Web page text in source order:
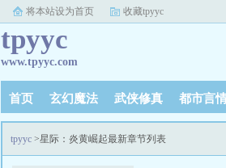
将本站设为首页 收藏tpyyc
tpyyc
www.tpyyc.com
首页 玄幻魔法 武侠修真 都市言
tpyyc >星际：炎黄崛起最新章节列表